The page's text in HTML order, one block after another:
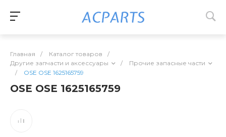
Главная / Каталог товаров
/
Другие запчасти и аксессуары
/
Прочие запасные части
/
OSE OSE 1625165759
OSE OSE 1625165759